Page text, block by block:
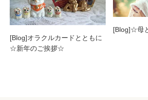
[Blog]オラクルカードとともに
☆新年のご挨拶☆
[Blog]☆